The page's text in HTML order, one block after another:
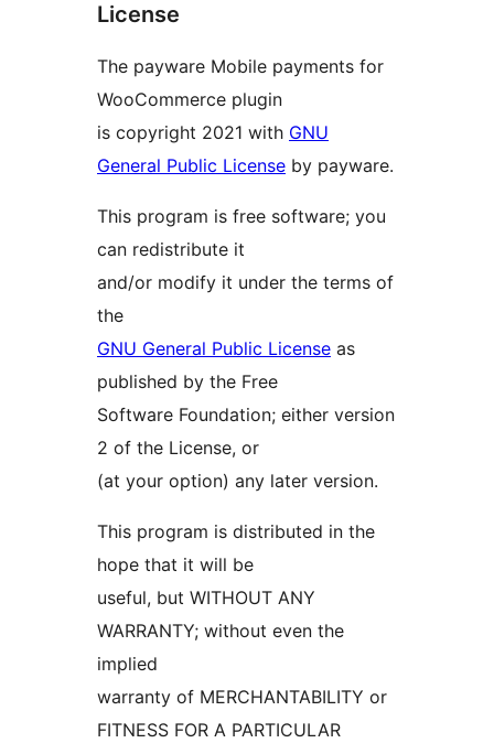
License
The payware Mobile payments for
WooCommerce plugin
is copyright 2021 with GNU
General Public License by payware.
This program is free software; you
can redistribute it
and/or modify it under the terms of
the
GNU General Public License as
published by the Free
Software Foundation; either version
2 of the License, or
(at your option) any later version.
This program is distributed in the
hope that it will be
useful, but WITHOUT ANY
WARRANTY; without even the
implied
warranty of MERCHANTABILITY or
FITNESS FOR A PARTICULAR